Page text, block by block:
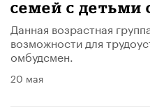
семей с детьми
Данная возрастная
возможности для
омбудсмен.
20 мая